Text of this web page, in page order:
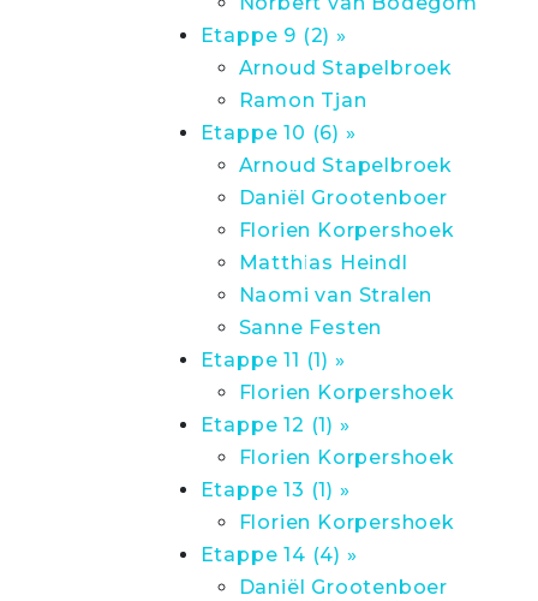
Etappe 9 (2) »
Arnoud Stapelbroek
Ramon Tjan
Etappe 10 (6) »
Arnoud Stapelbroek
Daniël Grootenboer
Florien Korpershoek
Matthias Heindl
Naomi van Stralen
Sanne Festen
Etappe 11 (1) »
Florien Korpershoek
Etappe 12 (1) »
Florien Korpershoek
Etappe 13 (1) »
Florien Korpershoek
Etappe 14 (4) »
Daniël Grootenboer